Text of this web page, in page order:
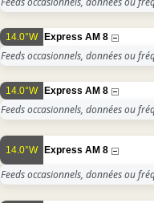
14.0°W Express AM 8
Feeds occasionnels, données ou
14.0°W Express AM 8
Feeds occasionnels, données ou
14.0°W Express AM 8
Feeds occasionnels, données ou